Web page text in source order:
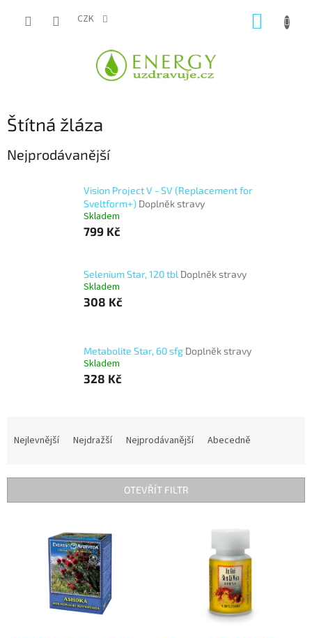
CZK
Štítná žláza
Nejprodávanější
Vision Project V - SV (Replacement for
Sveltform+) Doplněk stravy
Skladem
799 Kč
Selenium Star, 120 tbl Doplněk stravy
Skladem
308 Kč
Metabolite Star, 60 sfg Doplněk stravy
Skladem
328 Kč
í
Nejlevnější Nejdražší Nejprodávanější Abecedně
OTEVŘÍT FILTR